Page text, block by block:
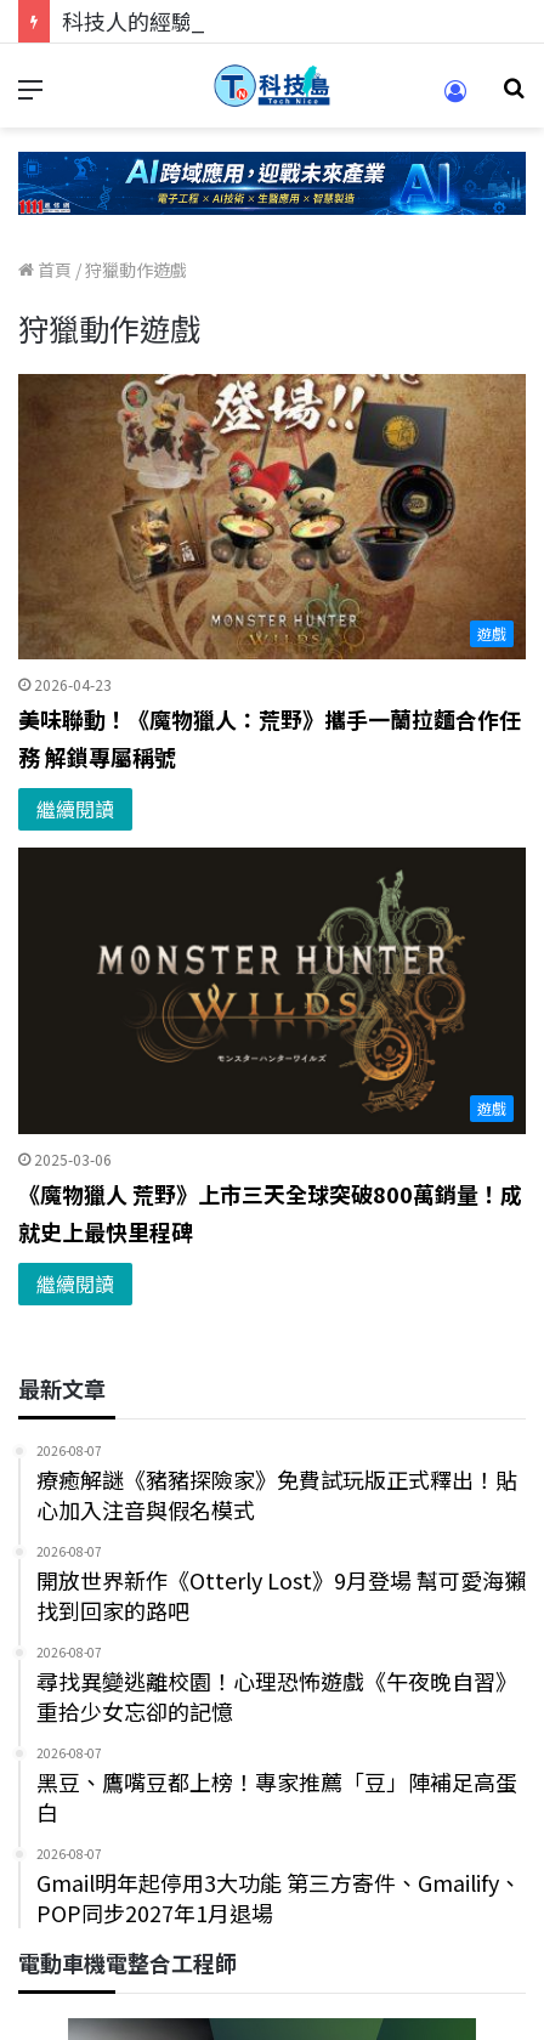
首頁 /狩獵動作遊戲
狩獵動作遊戲
遊戲
2026-04-23
美味聯動！《魔物獵人：荒野》攜手一蘭拉麵合作任
務 解鎖專屬稱號
繼續閱讀
遊戲
2025-03-06
《魔物獵人 荒野》上市三天全球突破800萬銷量！成
就史上最快里程碑
繼續閱讀
最新文章
2026-08-07
療癒解謎《豬豬探險家》免費試玩版正式釋出！貼
心加入注音與假名模式
2026-08-07
開放世界新作《Otterly Lost》9月登場 幫可愛海獺
找到回家的路吧
2026-08-07
尋找異變逃離校園！心理恐怖遊戲《午夜晚自習》
重拾少女忘卻的記憶
2026-08-07
黑豆、鷹嘴豆都上榜！專家推薦「豆」陣補足高蛋
白
2026-08-07
Gmail明年起停用3大功能 第三方寄件、Gmailify、
POP同步2027年1月退場
電動車機電整合工程師